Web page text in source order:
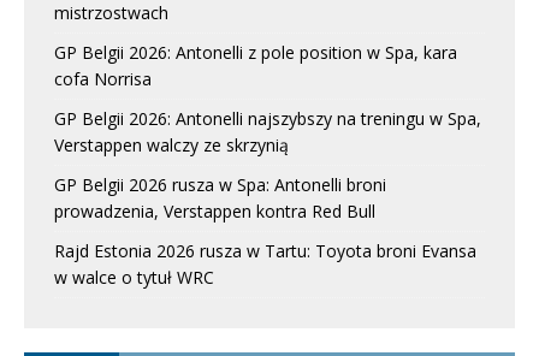
mistrzostwach
GP Belgii 2026: Antonelli z pole position w Spa, kara
cofa Norrisa
GP Belgii 2026: Antonelli najszybszy na treningu w Spa,
Verstappen walczy ze skrzynią
GP Belgii 2026 rusza w Spa: Antonelli broni
prowadzenia, Verstappen kontra Red Bull
Rajd Estonia 2026 rusza w Tartu: Toyota broni Evansa
w walce o tytuł WRC